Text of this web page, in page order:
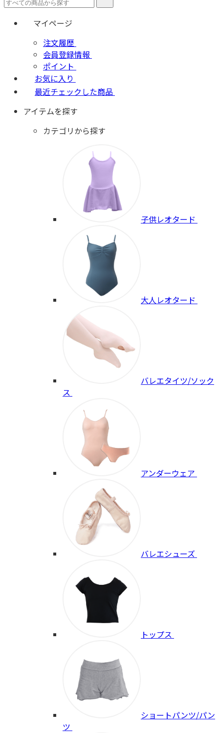
マイページ
注文履歴
会員登録情報
ポイント
お気に入り
最近チェックした商品
アイテムを探す
カテゴリから探す
子供レオタード
大人レオタード
バレエタイツ/ソック
ス
アンダーウェア
バレエシューズ
トップス
ショートパンツ/パン
ツ